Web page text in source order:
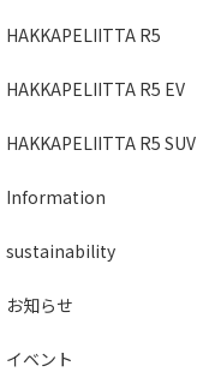
HAKKAPELIITTA R5
HAKKAPELIITTA R5 EV
HAKKAPELIITTA R5 SUV
Information
sustainability
お知らせ
イベント